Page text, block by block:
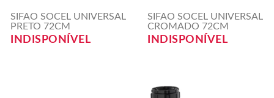
SIFAO SOCEL UNIVERSAL
PRETO 72CM
INDISPONÍVEL
SIFAO SOCEL UNIVERSAL
CROMADO 72CM
INDISPONÍVEL